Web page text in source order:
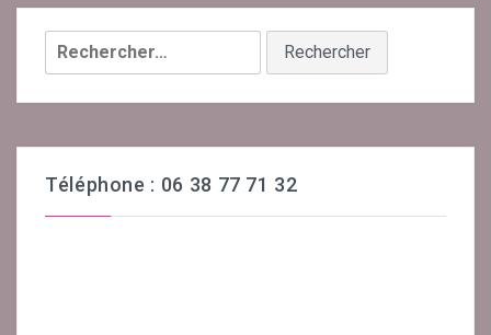
Rechercher :
Téléphone : 06 38 77 71 32